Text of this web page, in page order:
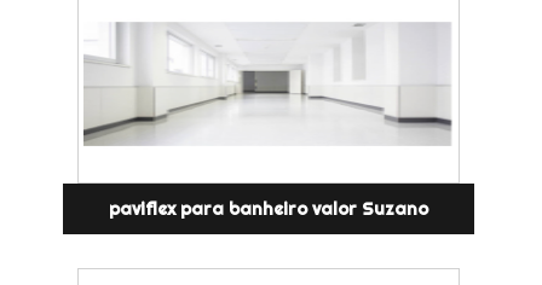
paviflex para banheiro valor Suzano